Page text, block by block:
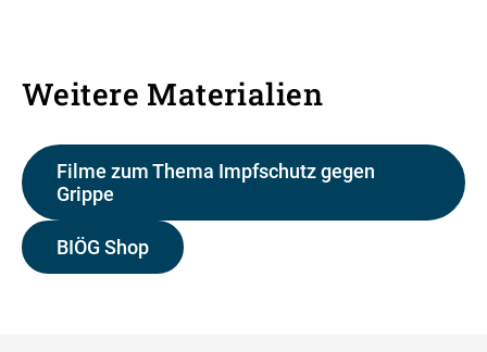
Weitere Materialien
Filme zum Thema Impfschutz gegen
Grippe
BIÖG Shop